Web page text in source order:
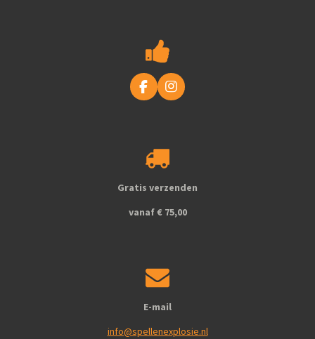
F
a
o
o
I
n
m
Gratis verzenden
vanaf € 75,00
E-mail
info@spellenexplosie.nl